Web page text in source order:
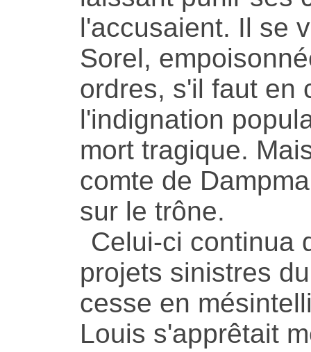
l'accusaient. Il se
Sorel,
ordres, s'il faut en
l'indignation
mort tragique.
comte de
sur le trône.
Celui-ci continua
projets sinistres
cesse en
Louis s'apprêtait